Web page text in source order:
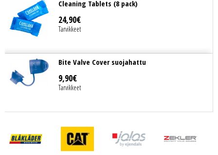
Cleaning Tablets (8 pack)
24,90€
Tarvikkeet
Bite Valve Cover suojahattu
9,90€
Tarvikkeet